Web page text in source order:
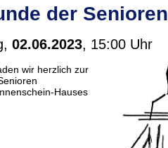
der Senioren
02.06.2023, 15:00 Uhr
wir herzlich zur
Hauses